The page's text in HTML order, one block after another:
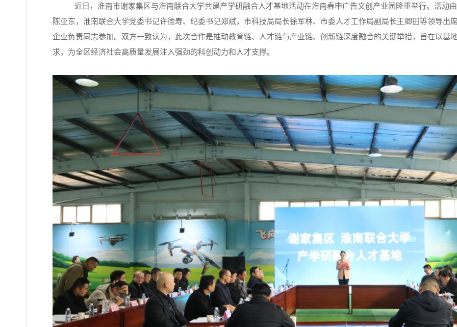
近日，淮南市谢家集区与淮南联合大学共建产学研融合人才基地活动在淮南春申广告文创产业园隆重举行。活动
陈亚东，淮南联合大学党委书记许德寿、纪委书记郑斌，市科技局局长徐军林、市委人才工作局副局长王卿田等领导出
企业负责同志参加。双方一致认为，此次合作是推动教育链、人才链与产业链、创新链深度融合的关键举措，旨在以基
求，为全区经济社会高质量发展注入强劲的科创动力和人才支撑。